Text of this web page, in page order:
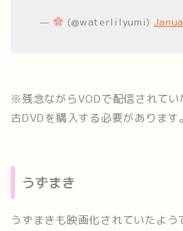
— (@waterlilyumi)
※残念ながらVODで配信されて
古DVDを購入する必要があります。
うずまき
うずまきも映画化されていたよ